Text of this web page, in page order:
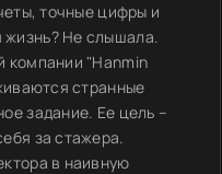
точные цифры и
Не слышала.
компании "Hanmin
странные
задание. Ее цель –
за стажера.
в наивную